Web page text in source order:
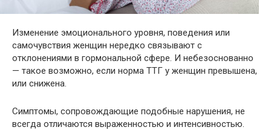
Изменение эмоционального уровня, поведения или
самочувствия женщин нередко связывают с
отклонениями в гормональной сфере. И небезоснованно
— такое возможно, если норма ТТГ у женщин превышена,
или снижена.
Симптомы, сопровождающие подобные нарушения, не
всегда отличаются выраженностью и интенсивностью.